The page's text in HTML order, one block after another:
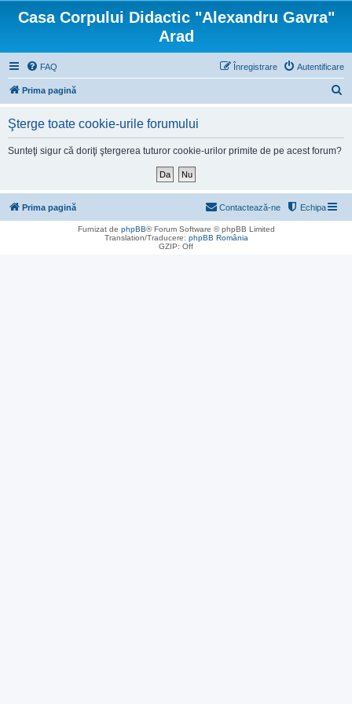
Casa Corpului Didactic "Alexandru Gavra"
Arad
FAQ Autentificare
Înregistrare
Prima pagină
Şterge toate cookie-urile forumului
Sunteţi sigur că doriţi ştergerea tuturor cookie-urilor primite de pe acest forum?
Prima pagină Echipa
Contactează-ne
Furnizat de phpBB® Forum Software © phpBB Limited
Translation/Traducere: phpBB România
GZIP: Off